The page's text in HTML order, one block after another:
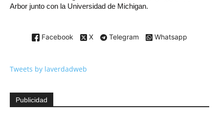
Arbor junto con la Universidad de Michigan.
Facebook X Telegram Whatsapp
Tweets by laverdadweb
Publicidad